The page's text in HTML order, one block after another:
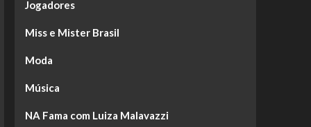
Jogadores
Miss e Mister Brasil
Moda
Música
NA Fama com Luiza Malavazzi